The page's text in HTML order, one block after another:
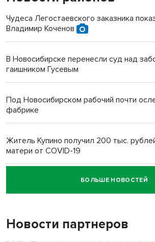
Чудеса Легостаевского заказника
Владимир Коченов
В Новосибирске перенесли суд над
гаишником Гусевым
Под Новосибирском рабочий почти
фабрике
Житель Купино получил 200 тыс.
матери от COVID-19
Новосибирский суд наказал водителя
пенсионерки на вокзале
«Мы живём на пастбище!»: в
терроризируют жителей
БОЛЬШЕ НОВОСТЕЙ
Новости партнеров